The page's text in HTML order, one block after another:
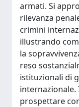
armati. Si
rilevanza
crimini
illustrando
la
reso
istituzionali di
internazionale.
prospettare